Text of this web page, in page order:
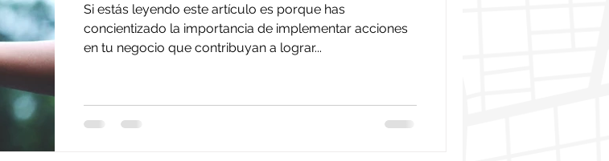
Si estás leyendo este artículo es porque has
concientizado la importancia de implementar acciones
en tu negocio que contribuyan a lograr...